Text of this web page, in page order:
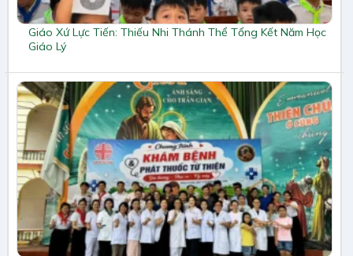
Giáo Xứ Lực Tiến: Thiếu Nhi Thánh Thể Tổng Kết Năm Học
Giáo Lý